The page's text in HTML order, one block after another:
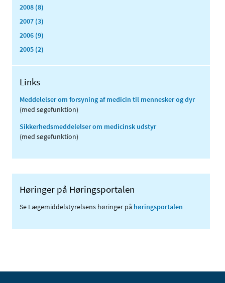
2008 (8)
2007 (3)
2006 (9)
2005 (2)
Links
Meddelelser om forsyning af medicin til mennesker og dyr
(med søgefunktion)
Sikkerhedsmeddelelser om medicinsk udstyr
(med søgefunktion)
Høringer på Høringsportalen
Se Lægemiddelstyrelsens høringer på høringsportalen